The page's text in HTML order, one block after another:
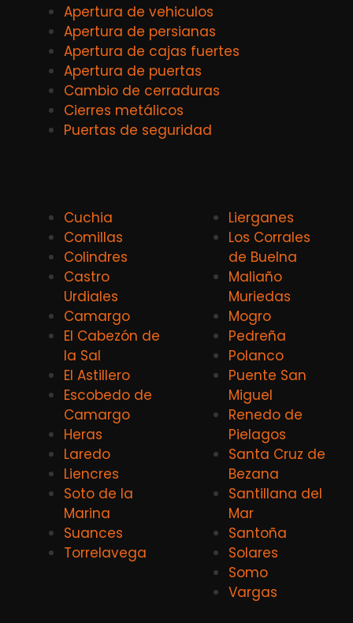
Apertura de vehiculos
Apertura de persianas
Apertura de cajas fuertes
Apertura de puertas
Cambio de cerraduras
Cierres metálicos
Puertas de seguridad
Cuchia
Comillas
Colindres
Castro
Urdiales
Camargo
El Cabezón de
la Sal
El Astillero
Escobedo de
Camargo
Heras
Laredo
Liencres
Soto de la
Marina
Suances
Torrelavega
Lierganes
Los Corrales
de Buelna
Maliaño
Muriedas
Mogro
Pedreña
Polanco
Puente San
Miguel
Renedo de
Pielagos
Santa Cruz de
Bezana
Santillana del
Mar
Santoña
Solares
Somo
Vargas